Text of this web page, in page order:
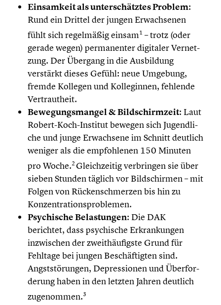
Einsam­keit als unter­schätz­tes Problem:
Rund ein Drittel der jungen Erwach­se­nen
fühlt sich regel­mä­ßig einsam1 – trotz (oder
gerade wegen) perma­nen­ter digitaler Vernet­
zung. Der Übergang in die Ausbil­dung
verstärkt dieses Gefühl: neue Umgebung,
fremde Kollegen und Kolle­gin­nen, fehlende
Vertraut­heit.
Bewegungs­man­gel & Bildschirm­zeit: Laut
Robert-Koch-Institut bewegen sich Jugend­li­
che und junge Erwach­sene im Schnitt deutlich
weniger als die empfoh­le­nen 150 Minuten
pro Woche.2 Gleich­zei­tig verbrin­gen sie über
sieben Stunden täglich vor Bildschir­men – mit
Folgen von Rücken­schmer­zen bis hin zu
Konzen­tra­ti­ons­pro­ble­men.
Psychi­sche Belas­tun­gen: Die DAK
berichtet, dass psychi­sche Erkran­kun­gen
inzwi­schen der zweit­häu­figste Grund für
Fehltage bei jungen Beschäf­tig­ten sind.
Angst­stö­run­gen, Depres­sio­nen und Überfor­
de­rung haben in den letzten Jahren deutlich
zugenom­men.3